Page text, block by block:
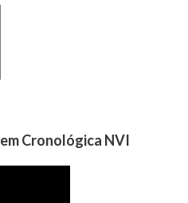
Cronológica NVI